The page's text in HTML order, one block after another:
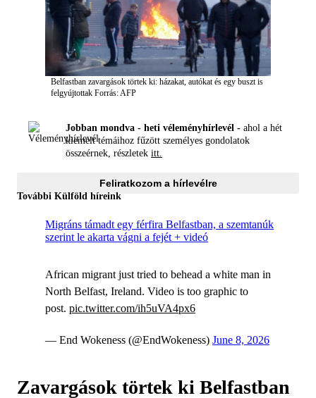
Belfastban zavargások törtek ki: házakat, autókat és egy buszt is
felgyújtottak Forrás: AFP
Jobban mondva - heti véleményhírlevél - ahol a hét
kiemelt témáihoz fűzött személyes gondolatok
összeérnek, részletek itt.
Feliratkozom a hírlevélre
További Külföld híreink
Migráns támadt egy férfira Belfastban, a szemtanúk
szerint le akarta vágni a fejét + videó
African migrant just tried to behead a white man in
North Belfast, Ireland. Video is too graphic to
post. pic.twitter.com/ih5uVA4px6
— End Wokeness (@EndWokeness) June 8, 2026
Zavargások törtek ki Belfastban